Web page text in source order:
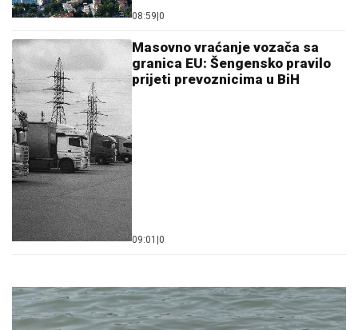
08:59 0
Masovno vraćanje vozača sa
granica EU: Šengensko pravilo
prijeti prevoznicima u BiH
09:01 0